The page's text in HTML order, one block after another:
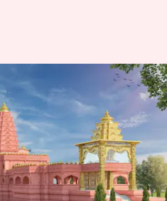
ప్రపంచంలోనే
నిర్మాణం
2023 01:29 pm